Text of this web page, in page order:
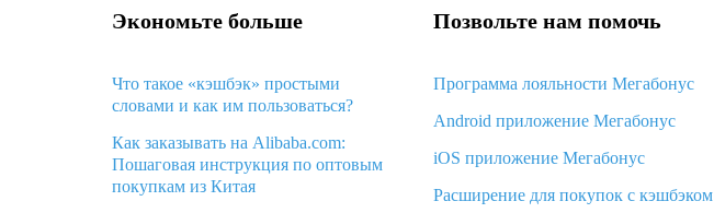
Экономьте больше
Что такое «кэшбэк» простыми
словами и как им пользоваться?
Как заказывать на Alibaba.com:
Пошаговая инструкция по оптовым
покупкам из Китая
Позвольте нам помочь
Программа лояльности Мегабонус
Android приложение Мегабонус
iOS приложение Мегабонус
Расширение для покупок с кэшбэком